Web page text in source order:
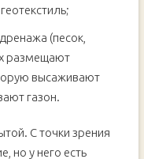
(песок,
размещают
высаживают
газон.
С точки зрения
но у него есть